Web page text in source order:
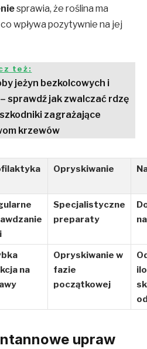
sprawia, że roślina ma
wpływa pozytywnie na jej
też:
jeżyn bezkolcowych i
sprawdź jak zwalczać rdzę
zagrażające
krzewów
Opryskiwanie
Specjalistyczne
preparaty
na
Opryskiwanie w
fazie
początkowej
upraw